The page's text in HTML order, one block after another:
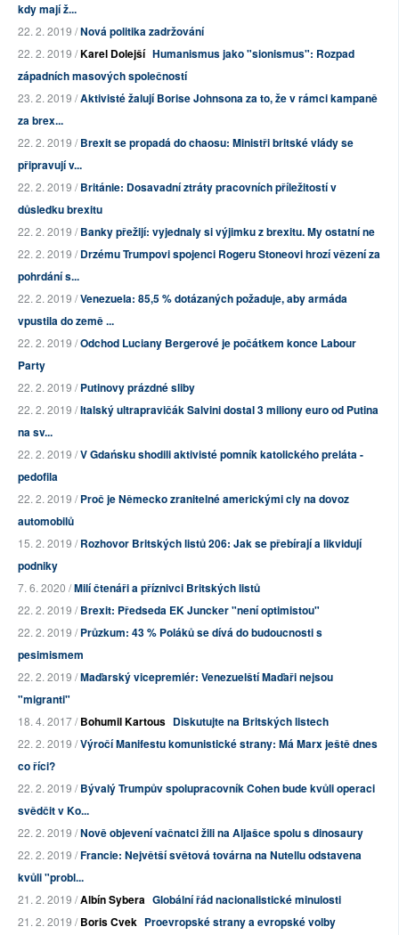
kdy mají ž...
22. 2. 2019 /Nová politika zadržování
22. 2. 2019 /Karel Dolejší Humanismus jako "sionismus": Rozpad
západních masových společností
23. 2. 2019 /Aktivisté žalují Borise Johnsona za to, že v rámci kampaně
za brex...
22. 2. 2019 /Brexit se propadá do chaosu: Ministři britské vlády se
připravují v...
22. 2. 2019 /Británie: Dosavadní ztráty pracovních příležitostí v
důsledku brexitu
22. 2. 2019 /Banky přežijí: vyjednaly si výjimku z brexitu. My ostatní ne
22. 2. 2019 /Drzému Trumpovi spojenci Rogeru Stoneovi hrozí vězení za
pohrdání s...
22. 2. 2019 /Venezuela: 85,5 % dotázaných požaduje, aby armáda
vpustila do země ...
22. 2. 2019 /Odchod Luciany Bergerové je počátkem konce Labour
Party
22. 2. 2019 /Putinovy prázdné sliby
22. 2. 2019 /Italský ultrapravičák Salvini dostal 3 miliony euro od Putina
na sv...
22. 2. 2019 /V Gdańsku shodili aktivisté pomník katolického preláta -
pedofila
22. 2. 2019 /Proč je Německo zranitelné americkými cly na dovoz
automobilů
15. 2. 2019 /Rozhovor Britských listů 206: Jak se přebírají a likvidují
podniky
7. 6. 2020 /Milí čtenáři a příznivci Britských listů
22. 2. 2019 /Brexit: Předseda EK Juncker "není optimistou"
22. 2. 2019 /Průzkum: 43 % Poláků se dívá do budoucnosti s
pesimismem
22. 2. 2019 /Maďarský vicepremiér: Venezuelští Maďaři nejsou
"migranti"
18. 4. 2017 /Bohumil Kartous Diskutujte na Britských listech
22. 2. 2019 /Výročí Manifestu komunistické strany: Má Marx ještě dnes
co říci?
22. 2. 2019 /Bývalý Trumpův spolupracovník Cohen bude kvůli operaci
svědčit v Ko...
22. 2. 2019 /Nově objevení vačnatci žili na Aljašce spolu s dinosaury
22. 2. 2019 /Francie: Největší světová továrna na Nutellu odstavena
kvůli "probl...
21. 2. 2019 /Albín Sybera Globální řád nacionalistické minulosti
21. 2. 2019 /Boris Cvek Proevropské strany a evropské volby